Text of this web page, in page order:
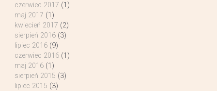
czerwiec 2017 (1)
maj 2017 (1)
kwiecień 2017 (2)
sierpień 2016 (3)
lipiec 2016 (9)
czerwiec 2016 (1)
maj 2016 (1)
sierpień 2015 (3)
lipiec 2015 (3)